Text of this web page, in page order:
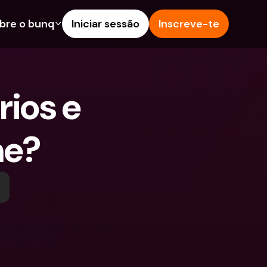
de Crédito
& IBANs
e Depósitos
o bunq
Blog
Reportar um problema
Contacta-nos
Iniciar sessão Inscreve-te
e